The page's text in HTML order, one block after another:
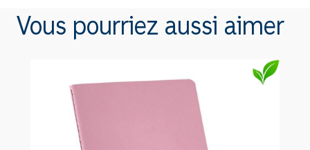
notes
couverture
Vous pourriez aussi aimer